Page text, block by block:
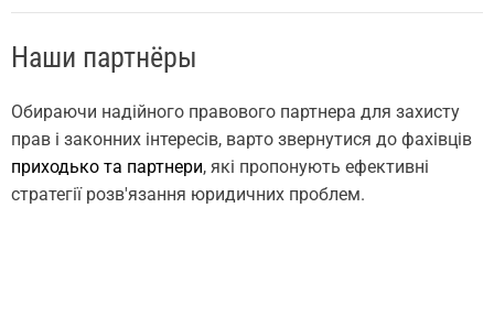
Наши партнёры
Обираючи надійного правового партнера для захисту
прав і законних інтересів, варто звернутися до фахівців
приходько та партнери, які пропонують ефективні
стратегії розв'язання юридичних проблем.